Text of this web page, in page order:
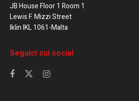
JB House Floor 1 Room 1
Lewis F. Mizzi Street
Iklin IKL 1061-Malta
Seguici sui social